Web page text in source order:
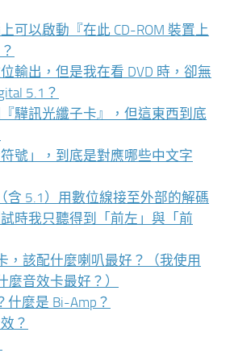
可以啟動『在此 CD-ROM 裝置上
輸出，但是我在看 DVD 時，卻無
5.1？
驊訊光纖子卡』，但這東西到底
號」，到底是對應哪些中文字
含 5.1）用數位線接至外部的解碼
時我只聽得到「前左」與「前
，該配什麼喇叭最好？（我使用
麼音效卡最好？）
什麼是 Bi-Amp？
？